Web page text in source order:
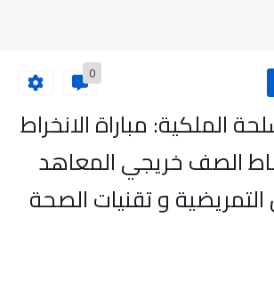
0
الملكية: مباراة الانخراط
الصف خريجي المعاهد
التمريضية و تقنيات الصحة